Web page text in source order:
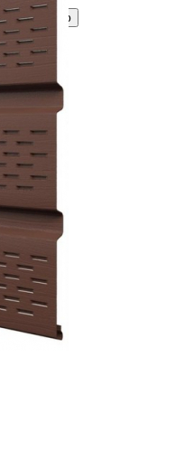
Принимаю